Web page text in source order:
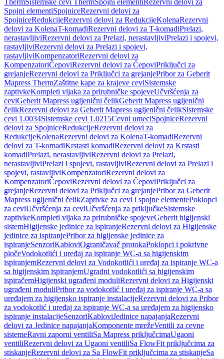
ThermSistemske cevi ThermSpojni elementi Rezervni delovi za
Spojni elementiSpojniceRezervni delovi za
SpojniceRedukcijeRezervni delovi za RedukcijeKolenaRezervni
delovi za KolenaT-komadiRezervni delovi za T-komadiPrelazi,
nerastavljiviRezervni delovi za Prelazi, nerastavljiviPrelazi i spojevi,
rastavljiviRezervni delovi za Prelazi i spojevi,
rastavljiviKompenzatoriRezervni delovi za
KompenzatoriČepoviRezervni delovi za ČepoviPriključci za
grejanjeRezervni delovi za Priključci za grejanjePribor za Geberit
Mapress ThermZaštitne kape za krajeve ceviSistemske
zaptivkeKompleti vijaka za prirubničke spojeveUčvršćenja za
ceviGeberit Mapress ugljenični čelikGeberit Mapress ugljenični
čelikRezervni delovi za Geberit Mapress ugljenični čelikSistemske
cevi 1.0034Sistemske cevi 1.0215Cevni umeciSpojniceRezervni
delovi za SpojniceRedukcijeRezervni delovi za
RedukcijeKolenaRezervni delovi za KolenaT-komadiRezervni
delovi za T-komadiKrstasti komadiRezervni delovi za Krstasti
komadiPrelazi, nerastavljiviRezervni delovi za Prelazi,
nerastavljiviPrelazi i spojevi, rastavljiviRezervni delovi za Prelazi i
spojevi, rastavljiviKompenzatoriRezervni delovi za
KompenzatoriČepoviRezervni delovi za ČepoviPriključci za
grejanjeRezervni delovi za Priključci za grejanjePribor za Geberit
Mapress ugljenični čelikZaptivke za cevi i spojne elementePoklopci
za ceviUčvršćenja za ceviUčvršćenja za priključkeSistemske
zaptivkeKompleti vijaka za prirubničke spojeveGeberit higijenski
sistemHigijenske jedinice za ispiranjeRezervni delovi za Higijenske
jedinice za ispiranjePribor za higijenske jedinice za
ispiranjeSenzoriKabloviOgraničavač protokaPoklopci i pokrivne
pločeVodokotlići i uređaj za ispiranje WC-a sa higijenskim
ispiranjemRezervni delovi za Vodokotlići i uređaj za ispiranje WC-a
sa higijenskim ispiranjemUgradni vodokotlići sa higijenskim
ispiračemHigijenski ugrađeni moduliRezervni delovi za Higijenski
ugrađeni moduliPribor za vodokotlić i uređaj za ispiranje WC-a sa
uređajem za higijensko ispiranje instalacijeRezervni delovi za Pribor
za vodokotlić i uređaj za ispiranje WC-a sa uređajem za higijensko
ispiranje instalacijeSenzoriKabloviJedinice napajanjaRezervni
delovi za Jedinice napajanjaKomponente mrežeVentili za cevne
sistemeRavni zaporni ventiliSa Mapress priključcimaUgaoni
ventiliRezervni delovi za Ugaoni ventiliSa FlowFit priključcima za
stiskanjeRezervni delovi za Sa FlowFit priključcima za stiskanjeSa